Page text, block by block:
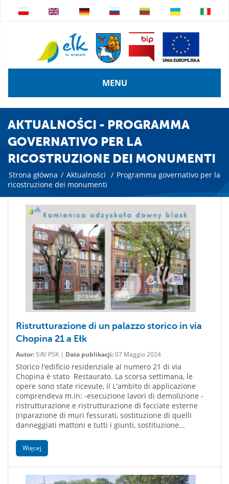
MENU
AKTUALNOŚCI - PROGRAMMA
GOVERNATIVO PER LA
RICOSTRUZIONE DEI MONUMENTI
Strona główna / Aktualności / Programma governativo per la
ricostruzione dei monumenti
Ristrutturazione di un palazzo storico in via
Chopina 21 a Ełk
Autor:SiR/ PSK | Data publikacji:07 Maggio 2024
Storico l'edificio residenziale al numero 21 di via
Chopina è stato Restaurato. La scorsa settimana, le
opere sono state ricevute, il L'ambito di applicazione
comprendeva m.in: -esecuzione lavori di demolizione -
ristrutturazione e ristrutturazione di facciate esterne
(riparazione di muri fessurati, sostituzione di quelli
danneggiati mattoni e tutti i giunti, sostituzione...
Więcej